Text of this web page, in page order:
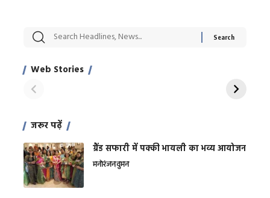
Web Stories
सट्टेबाजी में अरेस्ट हुए
साहिल खान
रोज एक कच्चे लहसुन
जरूर पढ़ें
ग्रैंड सफारी में पक्की भायली का भव्य आयोजन
मनोरंजनवुमन